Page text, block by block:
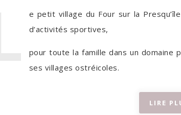
e petit village du Four sur la
d’activités sportives,
pour toute la famille dans un domaine
ses villages ostréicoles.
LIRE